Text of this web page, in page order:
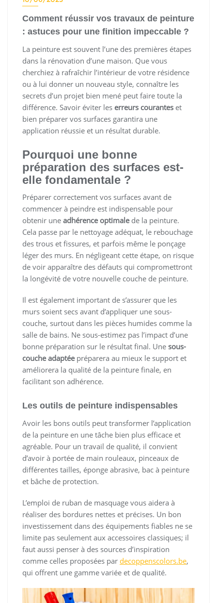
Comment réussir vos travaux de peinture
: astuces pour une finition impeccable ?
La peinture est souvent l’une des premières étapes
dans la rénovation d’une maison. Que vous
cherchiez à rafraîchir l’intérieur de votre résidence
ou à lui donner un nouveau style, connaître les
secrets d’un projet bien mené peut faire toute la
différence. Savoir éviter les erreurs courantes et
bien préparer vos surfaces garantira une
application réussie et un résultat durable.
Pourquoi une bonne
préparation des surfaces est-
elle fondamentale ?
Préparer correctement vos surfaces avant de
commencer à peindre est indispensable pour
obtenir une adhérence optimalede la peinture.
Cela passe par le nettoyage adéquat, le rebouchage
des trous et fissures, et parfois même le ponçage
léger des murs. En négligeant cette étape, on risque
de voir apparaître des défauts qui compromettront
la longévité de votre nouvelle couche de peinture.
Il est également important de s’assurer que les
murs soient secs avant d’appliquer une sous-
couche, surtout dans les pièces humides comme la
salle de bains. Ne sous-estimez pas l’impact d’une
bonne préparation sur le résultat final. Une sous-
couche adaptéepréparera au mieux le support et
améliorera la qualité de la peinture finale, en
facilitant son adhérence.
Les outils de peinture indispensables
Avoir les bons outils peut transformer l’application
de la peinture en une tâche bien plus efficace et
agréable. Pour un travail de qualité, il convient
d’avoir à portée de main rouleaux, pinceaux de
différentes tailles, éponge abrasive, bac à peinture
et bâche de protection.
L’emploi de ruban de masquage vous aidera à
réaliser des bordures nettes et précises. Un bon
investissement dans des équipements fiables ne se
limite pas seulement aux accessoires classiques; il
faut aussi penser à des sources d’inspiration
comme celles proposées par decoppenscolors.be,
qui offrent une gamme variée et de qualité.